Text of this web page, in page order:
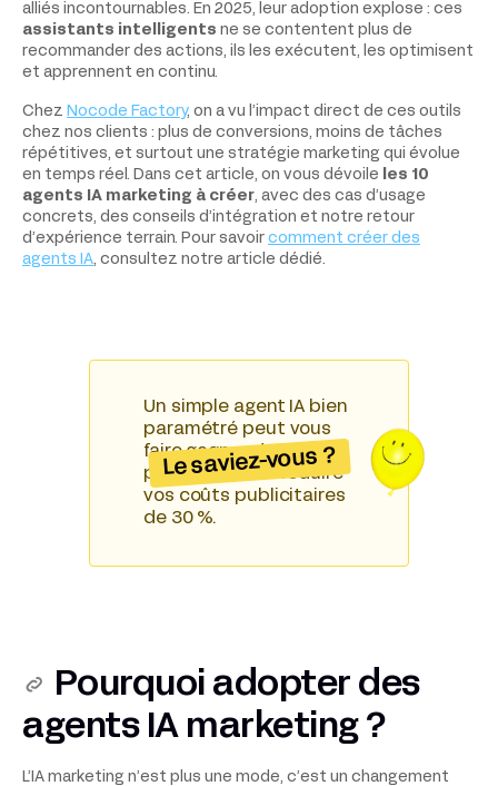
alliés incontournables. En 2025, leur adoption explose : ces
assistants intelligents ne se contentent plus de
recommander des actions, ils les exécutent, les optimisent
et apprennent en continu.
Chez Nocode Factory, on a vu l’impact direct de ces outils
chez nos clients : plus de conversions, moins de tâches
répétitives, et surtout une stratégie marketing qui évolue
en temps réel. Dans cet article, on vous dévoile
les 10
agents IA marketing à créer, avec des cas d’usage
concrets, des conseils d’intégration et notre retour
d’expérience terrain. Pour savoir comment créer des
agents IA, consultez notre article dédié.
Un simple agent IA bien
paramétré peut vous
faire gagner des heures
par semaine et réduire
vos coûts publicitaires
de 30 %.
Le saviez-vous ?
Pourquoi adopter des
agents IA marketing ?
L’IA marketing n’est plus une mode, c’est un changement